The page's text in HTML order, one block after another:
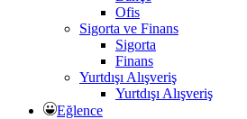
Ofis
Sigorta ve Finans
Sigorta
Finans
Yurtdışı Alışveriş
Yurtdışı Alışveriş
Eğlence